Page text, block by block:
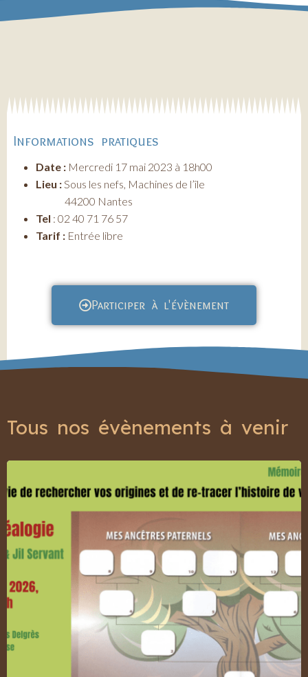
Informations pratiques
Date : Mercredi 17 mai 2023 à 18h00
Lieu :Sous les nefs, Machines de l’île
44200 Nantes
Tel : 02 40 71 76 57
Tarif : Entrée libre
Participer à l'évènement
Tous nos évènements à venir